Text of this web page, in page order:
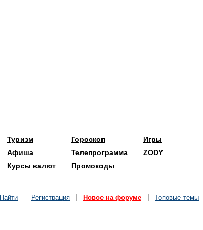
Туризм
Афиша
Курсы валют
Гороскоп
Телепрограмма
Промокоды
Игры
ZODY
Найти Регистрация Новое на форуме Топовые темы